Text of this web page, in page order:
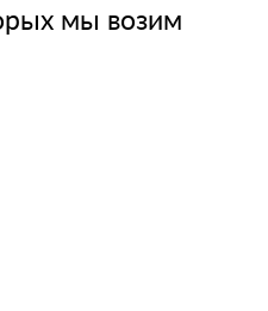
мы возим